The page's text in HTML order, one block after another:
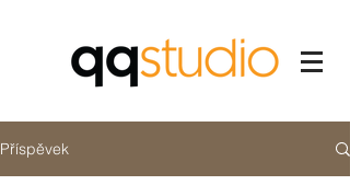
Příspěvek